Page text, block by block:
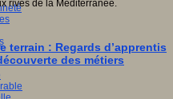
rives de la Méditerranée.
terrain : Regards d’apprentis
des métiers